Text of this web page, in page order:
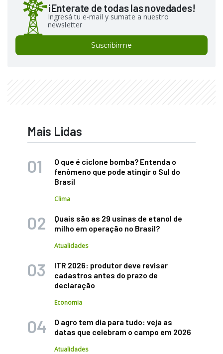
¡Enterate de todas las novedades!
Ingresá tu e-mail y sumate a nuestro
newsletter
Suscribirme
Mais Lidas
O que é ciclone bomba? Entenda o
fenômeno que pode atingir o Sul do
Brasil
Clima
Quais são as 29 usinas de etanol de
milho em operação no Brasil?
Atualidades
ITR 2026: produtor deve revisar
cadastros antes do prazo de
declaração
Economia
O agro tem dia para tudo: veja as
datas que celebram o campo em 2026
Atualidades